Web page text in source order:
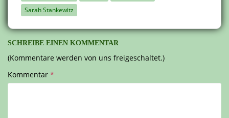
Sarah Stankewitz
SCHREIBE EINEN KOMMENTAR
(Kommentare werden von uns freigeschaltet.)
Kommentar *